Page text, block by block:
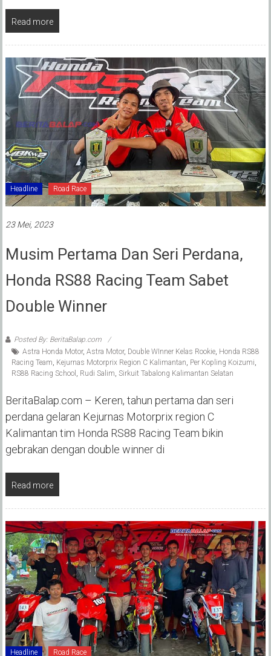
Read more
Headline Road Race
23 Mei, 2023
Musim Pertama Dan Seri Perdana,
Honda RS88 Racing Team Sabet
Double Winner
Posted By: BeritaBalap.com
Astra Honda Motor, Astra Motor, Double WInner Kelas Rookie, Honda RS88
Racing Team Kejurnas Motorprix Region C Kalimantan Per Kopling Koizumi
RS88 Racing School
Rudi Salim Sirkuit Tabalong Kalimantan Selatan
BeritaBalap.com – Keren, tahun pertama dan seri
perdana gelaran Kejurnas Motorprix region C
Kalimantan tim Honda RS88 Racing Team bikin
gebrakan dengan double winner di
Read more
Headline Road Race